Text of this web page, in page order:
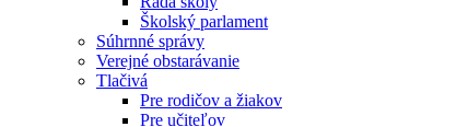
Školský parlament
Súhrnné správy
Verejné obstarávanie
Tlačivá
Pre rodičov a žiakov
Pre učiteľov